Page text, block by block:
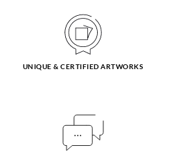
UNIQUE & CERTIFIED ARTWORKS